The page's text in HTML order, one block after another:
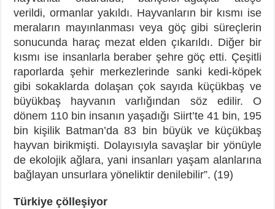
verildi, ormanlar yakıldı. Hayvanların bir kısmı ise
meraların mayınlanması veya göç gibi süreçlerin
sonucunda haraç mezat elden çıkarıldı. Diğer bir
kısmı ise insanlarla beraber şehre göç etti. Çeşitli
raporlarda şehir merkezlerinde sanki kedi-köpek
gibi sokaklarda dolaşan çok sayıda küçükbaş ve
büyükbaş hayvanın varlığından söz edilir. O
dönem 110 bin insanın yaşadığı Siirt’te 41 bin, 195
bin kişilik Batman’da 83 bin büyük ve küçükbaş
hayvan birikmişti. Dolayısıyla savaşlar bir yönüyle
de ekolojik ağlara, yani insanları yaşam alanlarına
bağlayan unsurlara yöneliktir denilebilir”. (19)
Türkiye çölleşiyor